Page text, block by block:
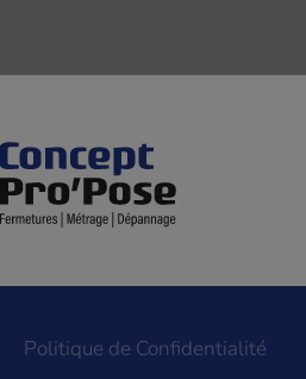
Politique de Confidentialité